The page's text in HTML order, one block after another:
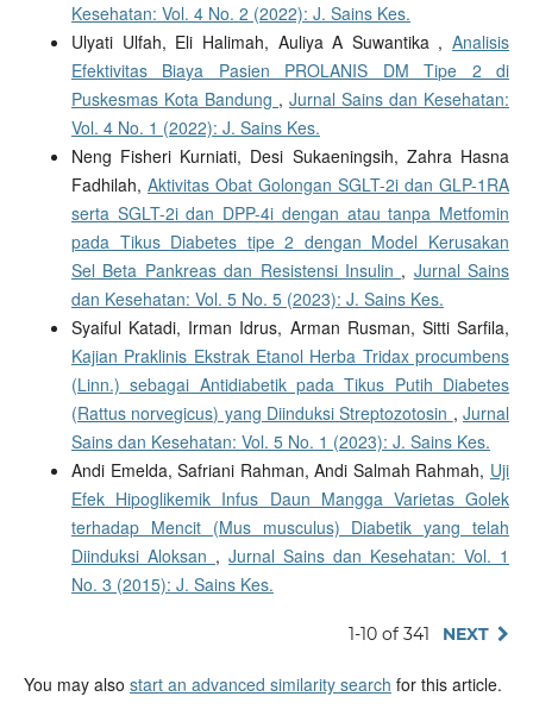
Kesehatan: Vol. 4 No. 2 (2022): J. Sains Kes.
Ulyati Ulfah, Eli Halimah, Auliya A Suwantika ,Analisis
Efektivitas Biaya Pasien PROLANIS DM Tipe 2 di
Puskesmas Kota Bandung ,Jurnal Sains dan Kesehatan:
Vol. 4 No. 1 (2022): J. Sains Kes.
Neng Fisheri Kurniati, Desi Sukaeningsih, Zahra Hasna
Fadhilah, Aktivitas Obat Golongan SGLT-2i dan GLP-1RA
serta SGLT-2i dan DPP-4i dengan atau tanpa Metfomin
pada Tikus Diabetes tipe 2 dengan Model Kerusakan
Sel Beta Pankreas dan Resistensi Insulin , Jurnal Sains
dan Kesehatan: Vol. 5 No. 5 (2023): J. Sains Kes.
Syaiful Katadi, Irman Idrus, Arman Rusman, Sitti Sarfila,
Kajian Praklinis Ekstrak Etanol Herba Tridax procumbens
(Linn.) sebagai Antidiabetik pada Tikus Putih Diabetes
(Rattus norvegicus) yang Diinduksi Streptozotosin ,Jurnal
Sains dan Kesehatan: Vol. 5 No. 1 (2023): J. Sains Kes.
Andi Emelda, Safriani Rahman, Andi Salmah Rahmah, Uji
Efek Hipoglikemik Infus Daun Mangga Varietas Golek
terhadap Mencit (Mus musculus) Diabetik yang telah
Diinduksi Aloksan , Jurnal Sains dan Kesehatan: Vol. 1
No. 3 (2015): J. Sains Kes.
1-10 of 341 NEXT
You may also start an advanced similarity search for this article.